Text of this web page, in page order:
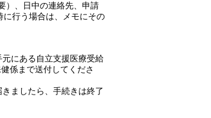
）、日中の連絡先、申請
行う場合は、メモにその
にある自立支援医療受給
係まで送付してくださ
ましたら、手続きは終了